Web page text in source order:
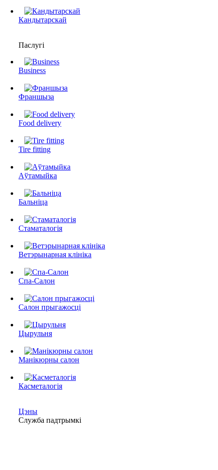
Кандытарскай
Паслугі
Business
Франшыза
Food delivery
Tire fitting
Аўтамыйка
Бальніца
Стаматалогія
Ветэрынарная клініка
Спа-Салон
Салон прыгажосці
Цырульня
Манікюрны салон
Касметалогія
Цэны
Служба падтрымкі